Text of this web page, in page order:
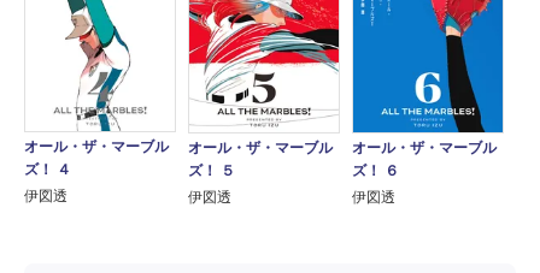
オール・ザ・マーブル
ズ！ ４
伊図透
オール・ザ・マーブル
ズ！ ５
伊図透
オール・ザ・マーブル
ズ！ ６
伊図透